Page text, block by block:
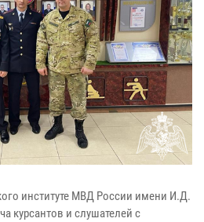
институте МВД России имени И.Д.
курсантов и слушателей с